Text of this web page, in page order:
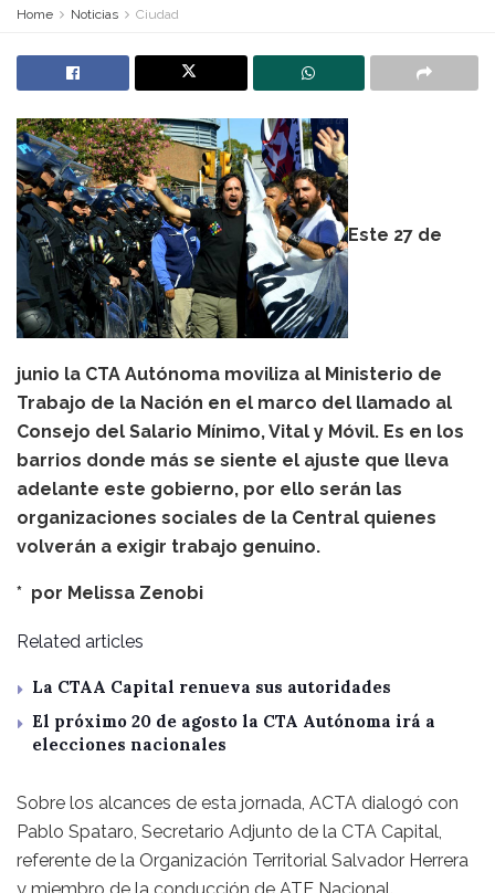
Home Noticias Ciudad
Este 27 de
junio la CTA Autónoma moviliza al Ministerio de
Trabajo de la Nación en el marco del llamado al
Consejo del Salario Mínimo, Vital y Móvil. Es en los
barrios donde más se siente el ajuste que lleva
adelante este gobierno, por ello serán las
organizaciones sociales de la Central quienes
volverán a exigir trabajo genuino.
* por Melissa Zenobi
Related articles
La CTAA Capital renueva sus autoridades
El próximo 20 de agosto la CTA Autónoma irá a
elecciones nacionales
Sobre los alcances de esta jornada, ACTA dialogó con
Pablo Spataro, Secretario Adjunto de la CTA Capital,
referente de la Organización Territorial Salvador Herrera